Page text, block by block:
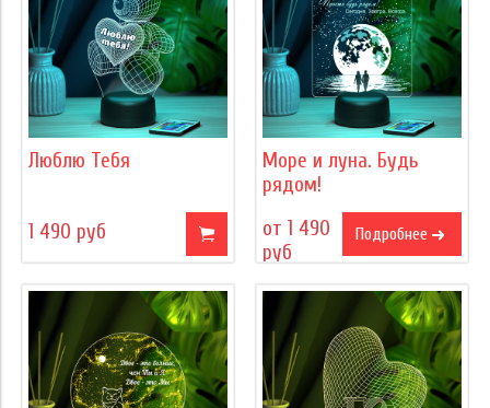
Люблю Тебя
1 490 руб
Море и луна. Будь
рядом!
от 1 490
руб
Подробнее